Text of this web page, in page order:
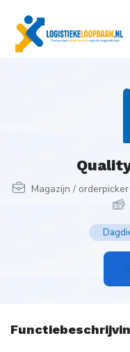
Magazijn / orderpicker